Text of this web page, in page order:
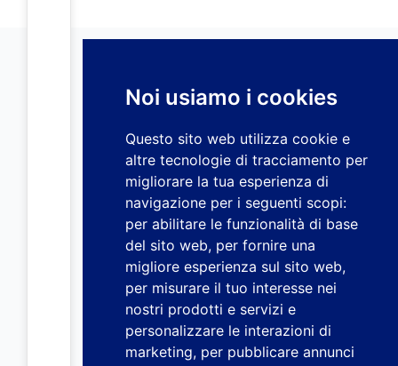
Noi usiamo i cookies
Questo sito web utilizza cookie e
altre tecnologie di tracciamento per
migliorare la tua esperienza di
navigazione per i seguenti scopi:
per abilitare le funzionalità di base
del sito web, per fornire una
migliore esperienza sul sito web,
per misurare il tuo interesse nei
nostri prodotti e servizi e
personalizzare le interazioni di
marketing, per pubblicare annunci